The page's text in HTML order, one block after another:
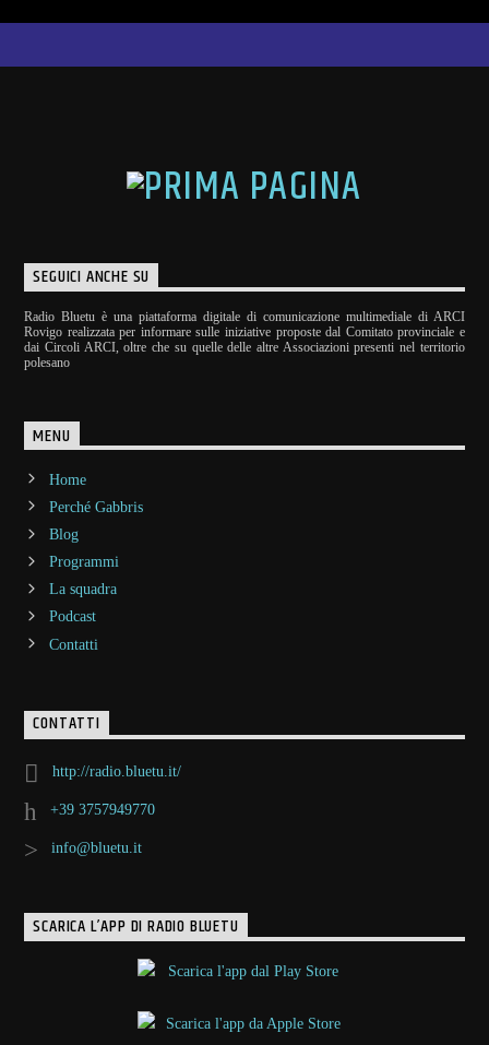
SEGUICI ANCHE SU
Radio Bluetu è una piattaforma digitale di comunicazione multimediale di ARCI
Rovigo realizzata per informare sulle iniziative proposte dal Comitato provinciale e
dai Circoli ARCI, oltre che su quelle delle altre Associazioni presenti nel territorio
polesano
MENU
Home
Perché Gabbris
Blog
Programmi
La squadra
Podcast
Contatti
CONTATTI
http://radio.bluetu.it/
+39 3757949770
info@bluetu.it
SCARICA L’APP DI RADIO BLUETU